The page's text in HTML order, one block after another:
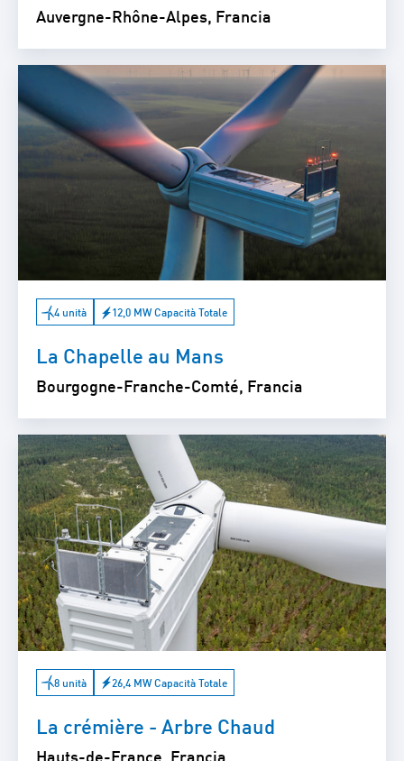
Auvergne-Rhône-Alpes, Francia
4 unità 12,0 MW Capacità Totale
La Chapelle au Mans
Bourgogne-Franche-Comté, Francia
8 unità 26,4 MW Capacità Totale
La crémière - Arbre Chaud
Hauts-de-France, Francia